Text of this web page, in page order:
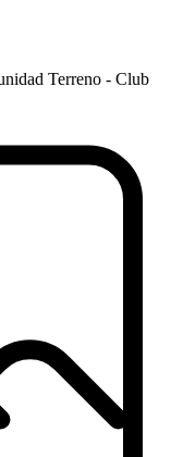
Terreno - Club